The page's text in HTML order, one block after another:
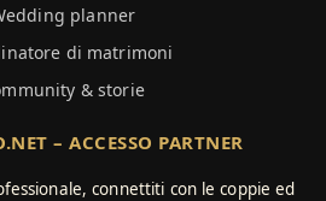
planner
di matrimoni
& storie
– ACCESSO PARTNER
connettiti con le coppie ed